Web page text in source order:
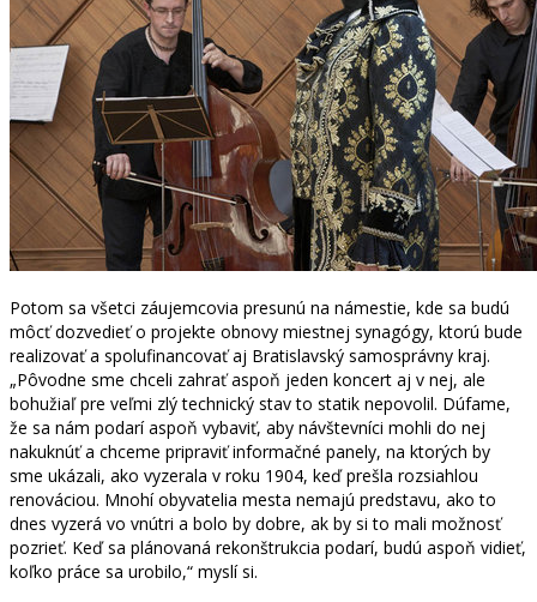
Potom sa všetci záujemcovia presunú na námestie, kde sa budú
môcť dozvedieť o projekte obnovy miestnej synagógy, ktorú bude
realizovať a spolufinancovať aj Bratislavský samosprávny kraj.
„Pôvodne sme chceli zahrať aspoň jeden koncert aj v nej, ale
bohužiaľ pre veľmi zlý technický stav to statik nepovolil. Dúfame,
že sa nám podarí aspoň vybaviť, aby návštevníci mohli do nej
nakuknúť a chceme pripraviť informačné panely, na ktorých by
sme ukázali, ako vyzerala v roku 1904, keď prešla rozsiahlou
renováciou. Mnohí obyvatelia mesta nemajú predstavu, ako to
dnes vyzerá vo vnútri a bolo by dobre, ak by si to mali možnosť
pozrieť. Keď sa plánovaná rekonštrukcia podarí, budú aspoň vidieť,
koľko práce sa urobilo,“ myslí si.